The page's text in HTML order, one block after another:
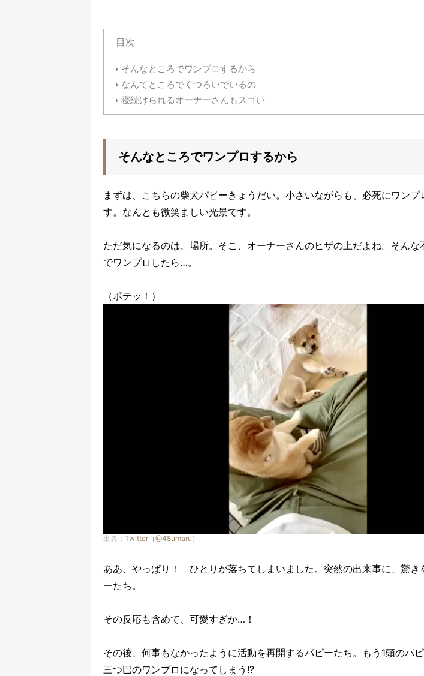
目次
そんなところでワンプロするから
なんてところでくつろいでいるの
寝続けられるオーナーさんもスゴい
そんなところでワンプロするから
まずは、こちらの柴犬パピーきょうだい。小さいながらも、必死にワンプ
す。なんとも微笑ましい光景です。
ただ気になるのは、場所。そこ、オーナーさんのヒザの上だよね。そんな
でワンプロしたら…。
（ポテッ！）
出典： Twitter（@48umaru）
ああ、やっぱり！ ひとりが落ちてしまいました。突然の出来事に、驚き
ーたち。
その反応も含めて、可愛すぎか…！
その後、何事もなかったように活動を再開するパピーたち。もう1頭のパピ
三つ巴のワンプロになってしまう!?